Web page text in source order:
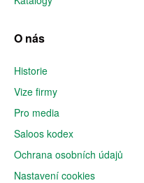
O nás
Historie
Vize firmy
Pro media
Saloos kodex
Ochrana osobních údajů
Nastavení cookies